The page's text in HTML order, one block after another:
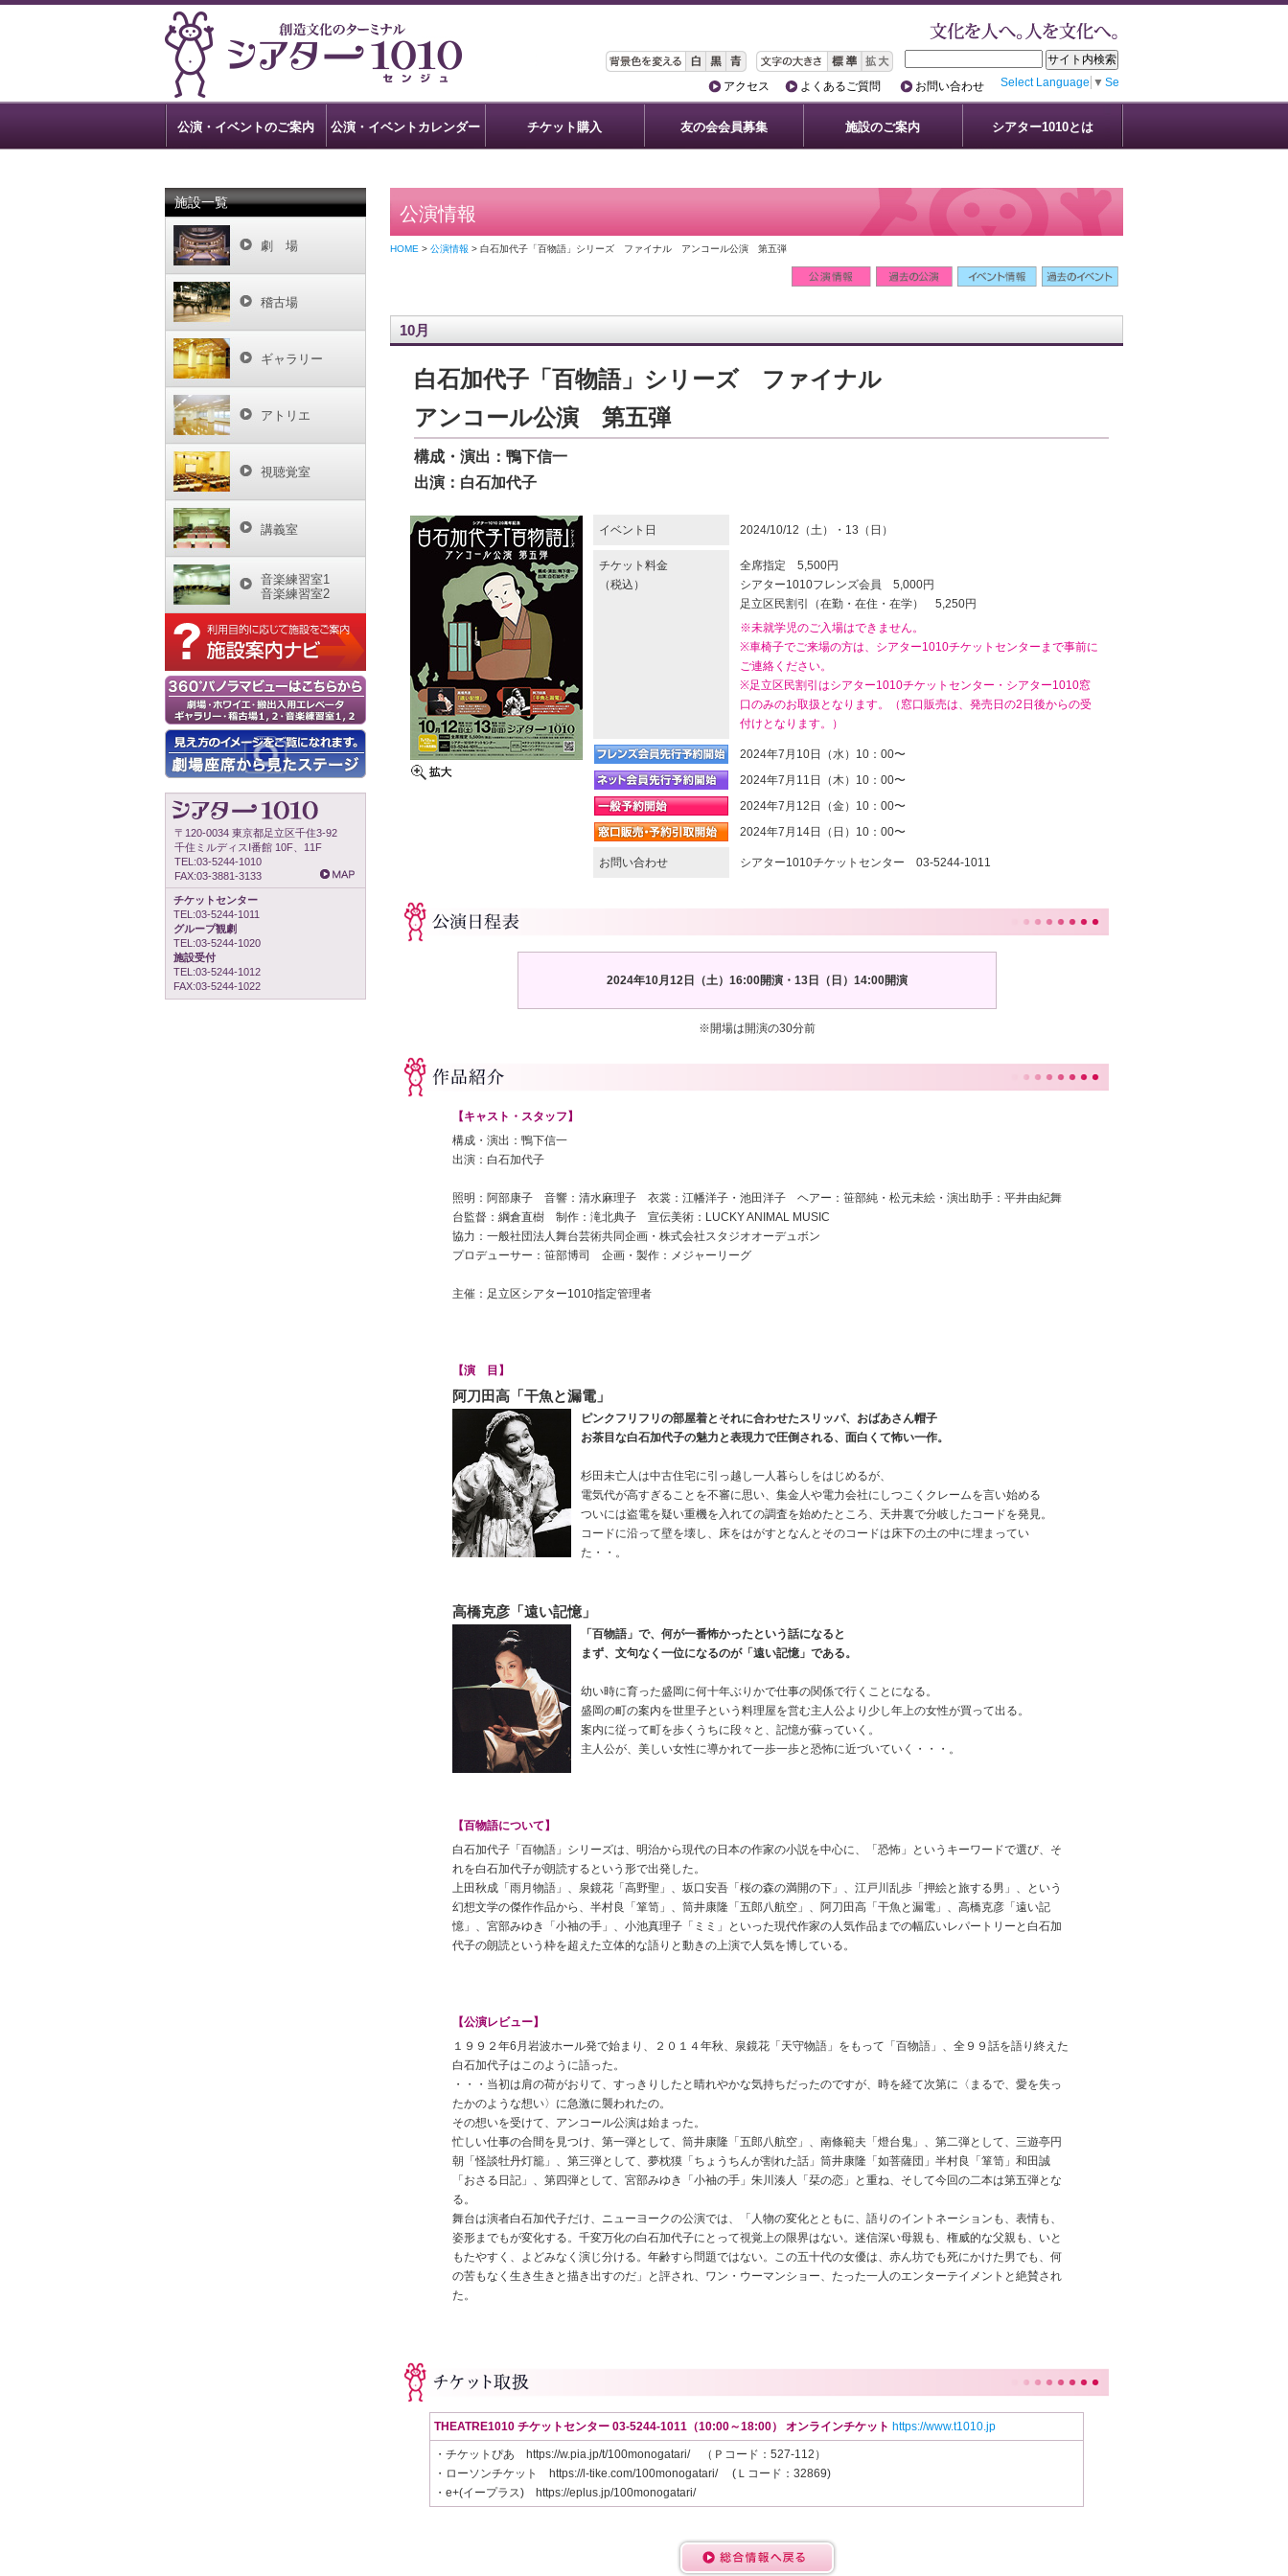
アクセス よくあるご質問 お問い合わせ Select Language ▼ Select Language
公演・イベントのご案内 公演・イベントカレンダー チケット購入 友の会会員募集 施設のご案内 シアター1010とは
施設一覧
劇 場
稽古場
ギャラリー
アトリエ
視聴覚室
講義室
音楽練習室1
音楽練習室2
〒120-0034 東京都足立区千住3-92
千住ミルディスⅠ番館 10F、11F
TEL:03-5244-1010
FAX:03-3881-3133
チケットセンター
TEL:03-5244-1011
グループ観劇
TEL:03-5244-1020
施設受付
TEL:03-5244-1012
FAX:03-5244-1022
公演情報
HOME > 公演情報 > 白石加代子「百物語」シリーズ ファイナル アンコール公演 第五弾
10月
白石加代子「百物語」シリーズ ファイナル
アンコール公演 第五弾
構成・演出：鴨下信一
出演：白石加代子
イベント日 2024/10/12（土）・13（日）
チケット料金
（税込）
全席指定 5,500円
シアター1010フレンズ会員 5,000円
足立区民割引（在勤・在住・在学） 5,250円
※未就学児のご入場はできません。
※車椅子でご来場の方は、シアター1010チケットセンターまで事前に
ご連絡ください。
※足立区民割引はシアター1010チケットセンター・シアター1010窓
口のみのお取扱となります。（窓口販売は、発売日の2日後からの受
付けとなります。）
2024年7月10日（水）10：00〜
2024年7月11日（木）10：00〜
2024年7月12日（金）10：00〜
2024年7月14日（日）10：00〜
お問い合わせ シアター1010チケットセンター 03-5244-1011
2024年10月12日（土）16:00開演・13日（日）14:00開演
※開場は開演の30分前
【キャスト・スタッフ】
構成・演出：鴨下信一
出演：白石加代子
照明：阿部康子 音響：清水麻理子 衣裳：江幡洋子・池田洋子 ヘアー：笹部純・松元未絵・演出助手：平井由紀舞
台監督：綱倉直樹 制作：滝北典子 宣伝美術：LUCKY ANIMAL MUSIC
協力：一般社団法人舞台芸術共同企画・株式会社スタジオオーデュボン
プロデューサー：笹部博司 企画・製作：メジャーリーグ
主催：足立区シアター1010指定管理者
【演 目】
阿刀田高「干魚と漏電」
ピンクフリフリの部屋着とそれに合わせたスリッパ、おばあさん帽子
お茶目な白石加代子の魅力と表現力で圧倒される、面白くて怖い一作。
杉田未亡人は中古住宅に引っ越し一人暮らしをはじめるが、
電気代が高すぎることを不審に思い、集金人や電力会社にしつこくクレームを言い始める
ついには盗電を疑い重機を入れての調査を始めたところ、天井裏で分岐したコードを発見。
コードに沿って壁を壊し、床をはがすとなんとそのコードは床下の土の中に埋まってい
た・・。
高橋克彦「遠い記憶」
「百物語」で、何が一番怖かったという話になると
まず、文句なく一位になるのが「遠い記憶」である。
幼い時に育った盛岡に何十年ぶりかで仕事の関係で行くことになる。
盛岡の町の案内を世里子という料理屋を営む主人公より少し年上の女性が買って出る。
案内に従って町を歩くうちに段々と、記憶が蘇っていく。
主人公が、美しい女性に導かれて一歩一歩と恐怖に近づいていく・・・。
【百物語について】
白石加代子「百物語」シリーズは、明治から現代の日本の作家の小説を中心に、「恐怖」というキーワードで選び、そ
れを白石加代子が朗読するという形で出発した。
上田秋成「雨月物語」、泉鏡花「高野聖」、坂口安吾「桜の森の満開の下」、江戸川乱歩「押絵と旅する男」、という
幻想文学の傑作作品から、半村良「箪笥」、筒井康隆「五郎八航空」、阿刀田高「干魚と漏電」、高橋克彦「遠い記
憶」、宮部みゆき「小袖の手」、小池真理子「ミミ」といった現代作家の人気作品までの幅広いレパートリーと白石加
代子の朗読という枠を超えた立体的な語りと動きの上演で人気を博している。
【公演レビュー】
１９９２年6月岩波ホール発で始まり、２０１４年秋、泉鏡花「天守物語」をもって「百物語」、全９９話を語り終えた
白石加代子はこのように語った。
・・・当初は肩の荷がおりて、すっきりしたと晴れやかな気持ちだったのですが、時を経て次第に〈まるで、愛を失っ
たかのような想い〉に急激に襲われたの。
その想いを受けて、アンコール公演は始まった。
忙しい仕事の合間を見つけ、第一弾として、筒井康隆「五郎八航空」、南條範夫「燈台鬼」、第二弾として、三遊亭円
朝「怪談牡丹灯籠」、第三弾として、夢枕獏「ちょうちんが割れた話」筒井康隆「如菩薩団」半村良「箪笥」和田誠
「おさる日記」、第四弾として、宮部みゆき「小袖の手」朱川湊人「栞の恋」と重ね、そして今回の二本は第五弾とな
る。
舞台は演者白石加代子だけ、ニューヨークの公演では、「人物の変化とともに、語りのイントネーションも、表情も、
姿形までもが変化する。千変万化の白石加代子にとって視覚上の限界はない。迷信深い母親も、権威的な父親も、いと
もたやすく、よどみなく演じ分ける。年齢すら問題ではない。この五十代の女優は、赤ん坊でも死にかけた男でも、何
の苦もなく生き生きと描き出すのだ」と評され、ワン・ウーマンショー、たった一人のエンターテイメントと絶賛され
た。
THEATRE1010 チケットセンター 03-5244-1011（10:00～18:00） オンラインチケット https://www.t1010.jp
・チケットぴあ https://w.pia.jp/t/100monogatari/ （Ｐコード：527-112）
・ローソンチケット https://l-tike.com/100monogatari/ (Ｌコード：32869)
・e+(イープラス) https://eplus.jp/100monogatari/